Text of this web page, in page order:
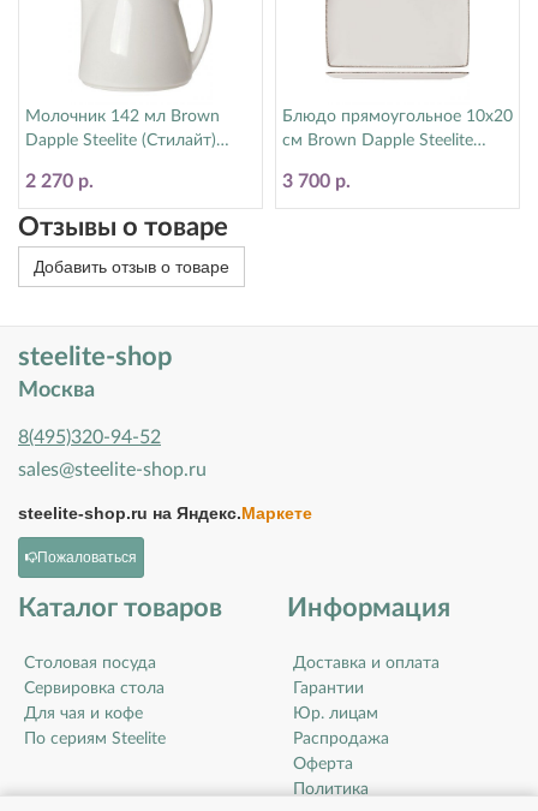
Молочник 142 мл Brown
Dapple Steelite (Стилайт)
2 270 р.
Блюдо прямоугольное 10х20
см Brown Dapple Steelite
3 700 р.
Отзывы о товаре
Добавить отзыв о товаре
steelite-shop
Москва
8(495)320-94-52
sales@steelite-shop.ru
steelite-shop.ru на Яндекс.Маркете
Пожаловаться
Каталог товаров
Столовая посуда
Сервировка стола
Для чая и кофе
По сериям Steelite
Информация
Доставка и оплата
Гарантии
Юр. лицам
Распродажа
Оферта
Политика